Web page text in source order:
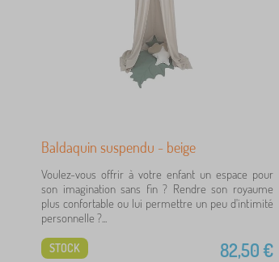
Baldaquin suspendu - beige
Voulez-vous offrir à votre enfant un espace pour
son imagination sans fin ? Rendre son royaume
plus confortable ou lui permettre un peu d'intimité
personnelle ?...
82,50€
STOCK